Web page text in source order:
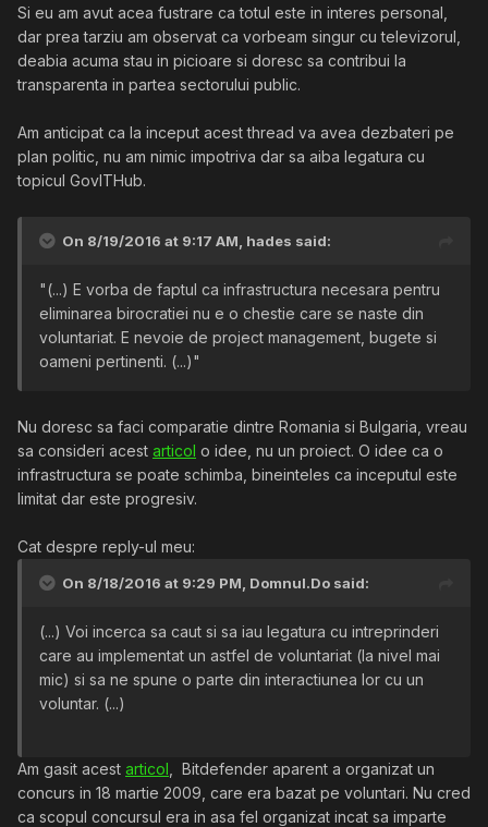
Si eu am avut acea fustrare ca totul este in interes personal,
dar prea tarziu am observat ca vorbeam singur cu televizorul,
deabia acuma stau in picioare si doresc sa contribui la
transparenta in partea sectorului public.
Am anticipat ca la inceput acest thread va avea dezbateri pe
plan politic, nu am nimic impotriva dar sa aiba legatura cu
topicul GovITHub.
On 8/19/2016 at 9:17 AM, hades said:
"(...) E vorba de faptul ca infrastructura necesara pentru
eliminarea birocratiei nu e o chestie care se naste din
voluntariat. E nevoie de project management, bugete si
oameni pertinenti. (...)"
Nu doresc sa faci comparatie dintre Romania si Bulgaria, vreau
sa consideri acest articol o idee, nu un proiect. O idee ca o
infrastructura se poate schimba, bineinteles ca inceputul este
limitat dar este progresiv.
Cat despre reply-ul meu:
On 8/18/2016 at 9:29 PM, Domnul.Do said:
(...) Voi incerca sa caut si sa iau legatura cu intreprinderi
care au implementat un astfel de voluntariat (la nivel mai
mic) si sa ne spune o parte din interactiunea lor cu un
voluntar. (...)
Am gasit acest articol , Bitdefender aparent a organizat un
concurs in 18 martie 2009, care era bazat pe voluntari. Nu cred
ca scopul concursul era in asa fel organizat incat sa imparte